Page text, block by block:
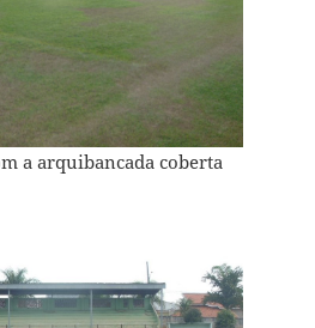
a arquibancada coberta